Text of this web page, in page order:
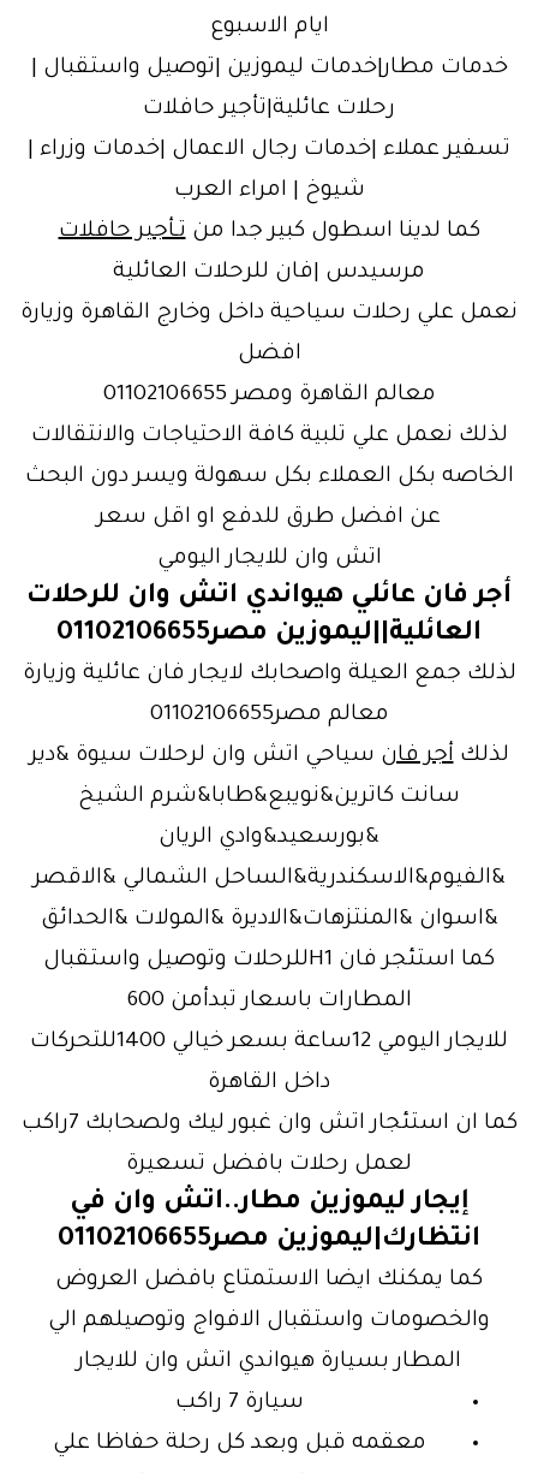
ايام الاسبوع
خدمات مطار|خدمات ليموزين |توصيل واستقبال |
رحلات عائلية|تأجير حافلات
تسفير عملاء |خدمات رجال الاعمال |خدمات وزراء |
شيوخ | امراء العرب
كما لدينا اسطول كبير جدا منتـأجير حافلات
مرسيدس |فان للرحلات العائلية
نعمل علي رحلات سياحية داخل وخارج القاهرة وزيارة
افضل
معالم القاهرة ومصر 01102106655
لذلك نعمل علي تلبية كافة الاحتياجات والانتقالات
الخاصه بكل العملاء بكل سهولة ويسر دون البحث
عن افضل طرق للدفع او اقل سعر
اتش وان للايجار اليومي
أجر فان عائلي هيواندي اتش وان للرحلات
العائلية||ليموزين مصر01102106655
لذلك جمع العيلة واصحابك لايجار فان عائلية وزيارة
معالم مصر01102106655
لذلكأجر فان سياحي اتش وان لرحلات سيوة &دير
سانت كاترين&نويبع&طابا&شرم الشيخ
&بورسعيد&وادي الريان
&الفيوم&الاسكندرية&الساحل الشمالي &الاقصر
&اسوان &المنتزهات&الاديرة &المولات &الحدائق
كما استئجر فان H1للرحلات وتوصيل واستقبال
المطارات باسعار تبدأمن 600
للايجار اليومي 12ساعة بسعر خيالي 1400للتحركات
داخل القاهرة
كما ان استئجار اتش وان غبور ليك ولصحابك 7راكب
لعمل رحلات بافضل تسعيرة
إيجار ليموزين مطار..اتش وان في
انتظارك|ليموزين مصر01102106655
كما يمكنك ايضا الاستمتاع بافضل العروض
والخصومات واستقبال الافواج وتوصيلهم الي
المطار بسيارة هيواندي اتش وان للايجار
سيارة 7 راكب
معقمه قبل وبعد كل رحلة حفاظا علي